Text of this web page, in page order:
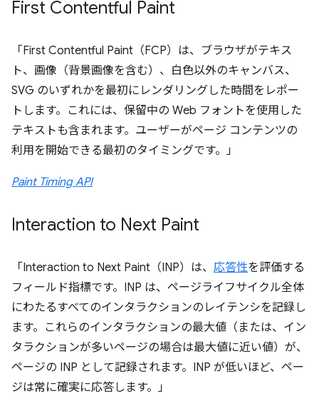
First Contentful Paint
「First Contentful Paint（FCP）は、ブラウザがテキス
ト、画像（背景画像を含む）、白色以外のキャンバス、
SVG のいずれかを最初にレンダリングした時間をレポー
トします。これには、保留中の Web フォントを使用した
テキストも含まれます。ユーザーがページ コンテンツの
利用を開始できる最初のタイミングです。」
Paint Timing API
Interaction to Next Paint
「Interaction to Next Paint（INP）は、 応答性を評価する
フィールド指標です。INP は、ページライフサイクル全体
にわたるすべてのインタラクションのレイテンシを記録し
ます。これらのインタラクションの最大値（または、イン
タラクションが多いページの場合は最大値に近い値）が、
ページの INP として記録されます。INP が低いほど、ペー
ジは常に確実に応答します。」